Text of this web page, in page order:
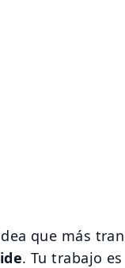
que más
. Tu trabajo